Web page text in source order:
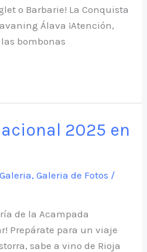
o Barbarie! La Conquista
Álava ¡Atención,
bombonas
2025 en
Galeria,Galeria de Fotos /
de la Acampada
Prepárate para un viaje
sabe a vino de Rioja